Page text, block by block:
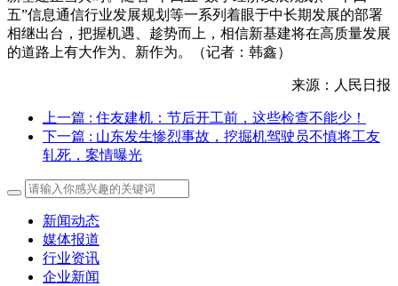
五”信息通信行业发展规划等一系列着眼于中长期发展的部署
相继出台，把握机遇、趁势而上，相信新基建将在高质量发展
的道路上有大作为、新作为。（记者：韩鑫）
来源：人民日报
上一篇 : 住友建机：节后开工前，这些检查不能少！
下一篇 : 山东发生惨烈事故，挖掘机驾驶员不慎将工友
轧死，案情曝光
新闻动态
媒体报道
行业资讯
企业新闻